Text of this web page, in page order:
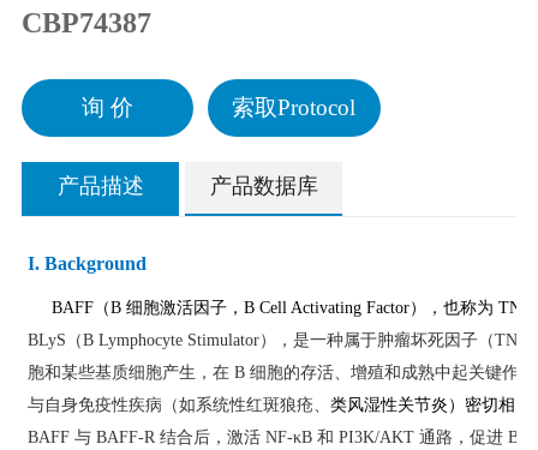
CBP74387
询 价 索取Protocol
产品描述 产品数据库
I. Background
BAFF（B 细胞激活因子， B Cell Activating Factor），也称为
BLyS（B Lymphocyte Stimulator），是一种属于肿瘤坏死因子（
胞和某些基质细胞产生，在 B 细胞的存活、增殖和成熟中起关键作
与自身免疫性疾病（如系统性红斑狼疮、 类风湿性关节炎）密切相关
BAFF 与 BAFF-R 结合后，激活 NF-κB 和 PI3K/AKT 通路，促进 B